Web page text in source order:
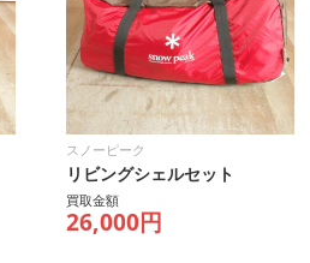
スノーピーク
リビングシェルセット
買取金額
26,000円